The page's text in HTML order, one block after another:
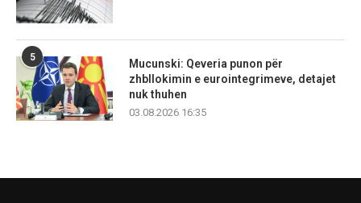
5
Mucunski: Qeveria punon për
zhbllokimin e eurointegrimeve, detajet
nuk thuhen
03.08.2026 16:35